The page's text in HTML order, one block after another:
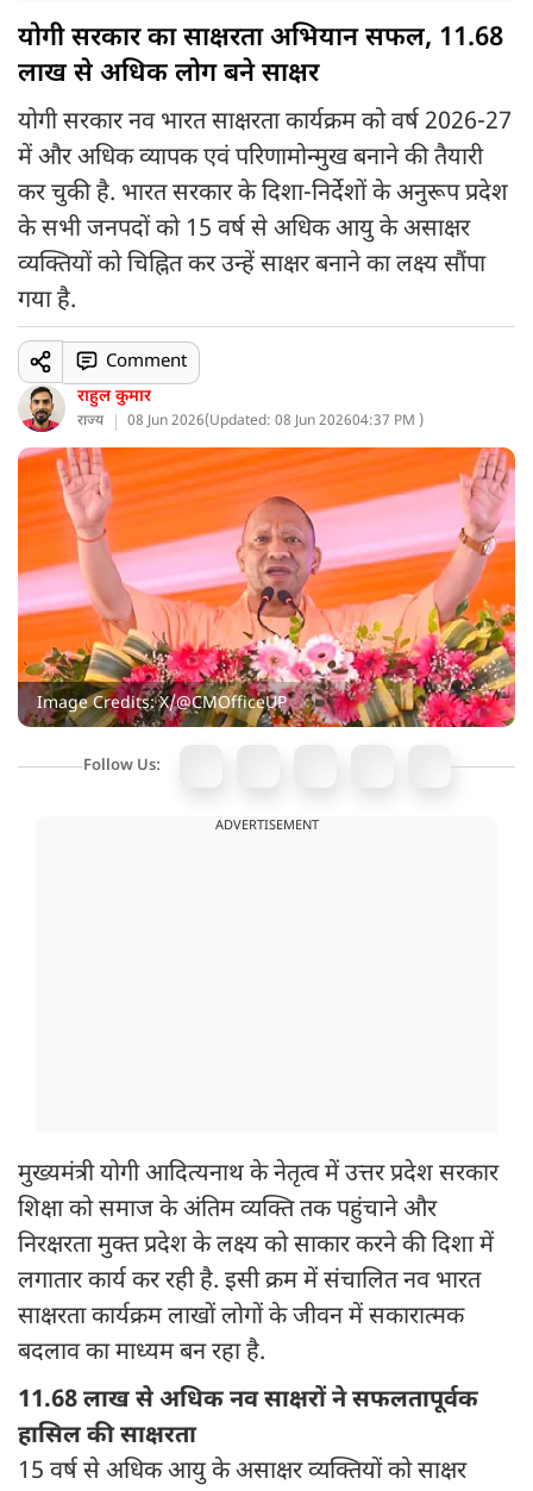
योगी सरकार का साक्षरता अभियान सफल, 11.68
लाख से अधिक लोग बने साक्षर
योगी सरकार नव भारत साक्षरता कार्यक्रम को वर्ष 2026-27
में और अधिक व्यापक एवं परिणामोन्मुख बनाने की तैयारी
कर चुकी है. भारत सरकार के दिशा-निर्देशों के अनुरूप प्रदेश
के सभी जनपदों को 15 वर्ष से अधिक आयु के असाक्षर
व्यक्तियों को चिह्नित कर उन्हें साक्षर बनाने का लक्ष्य सौंपा
गया है.
राहुल कुमार
राज्य 08 Jun 2026(Updated: 08 Jun 202604:37 PM )
Comment
Image Credits: X/@CMOfficeUP
Follow Us:
ADVERTISEMENT
मुख्यमंत्री योगी आदित्यनाथ के नेतृत्व में उत्तर प्रदेश सरकार
शिक्षा को समाज के अंतिम व्यक्ति तक पहुंचाने और
निरक्षरता मुक्त प्रदेश के लक्ष्य को साकार करने की दिशा में
लगातार कार्य कर रही है. इसी क्रम में संचालित नव भारत
साक्षरता कार्यक्रम लाखों लोगों के जीवन में सकारात्मक
बदलाव का माध्यम बन रहा है.
11.68 लाख से अधिक नव साक्षरों ने सफलतापूर्वक
हासिल की साक्षरता
15 वर्ष से अधिक आयु के असाक्षर व्यक्तियों को साक्षर